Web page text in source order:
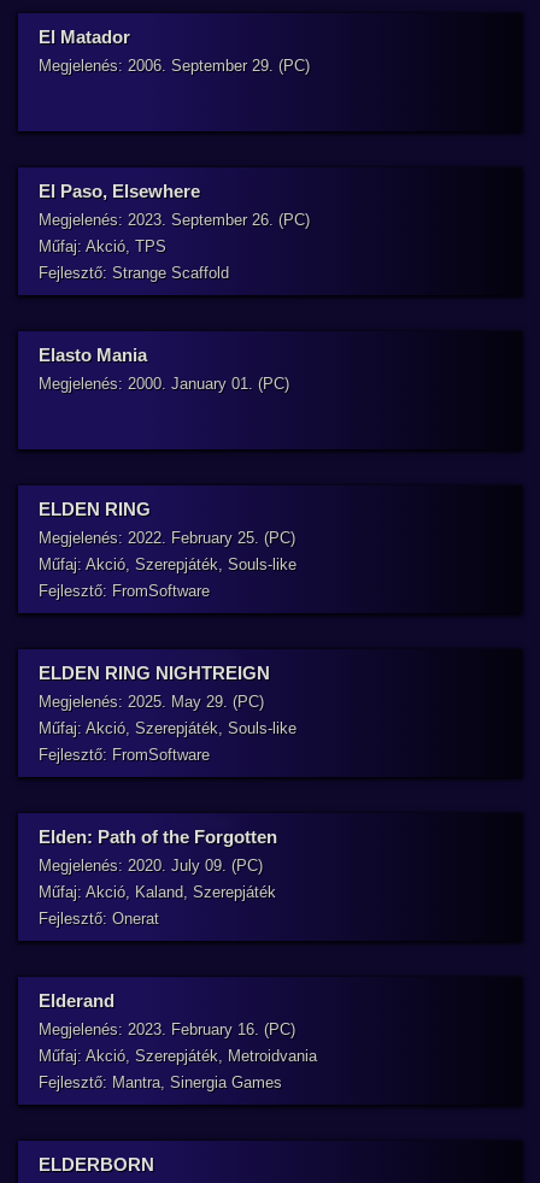
El Matador
Megjelenés: 2006. September 29. (PC)
El Paso, Elsewhere
Megjelenés: 2023. September 26. (PC)
Műfaj: Akció, TPS
Fejlesztő: Strange Scaffold
Elasto Mania
Megjelenés: 2000. January 01. (PC)
ELDEN RING
Megjelenés: 2022. February 25. (PC)
Műfaj: Akció, Szerepjáték, Souls-like
Fejlesztő: FromSoftware
ELDEN RING NIGHTREIGN
Megjelenés: 2025. May 29. (PC)
Műfaj: Akció, Szerepjáték, Souls-like
Fejlesztő: FromSoftware
Elden: Path of the Forgotten
Megjelenés: 2020. July 09. (PC)
Műfaj: Akció, Kaland, Szerepjáték
Fejlesztő: Onerat
Elderand
Megjelenés: 2023. February 16. (PC)
Műfaj: Akció, Szerepjáték, Metroidvania
Fejlesztő: Mantra, Sinergia Games
ELDERBORN